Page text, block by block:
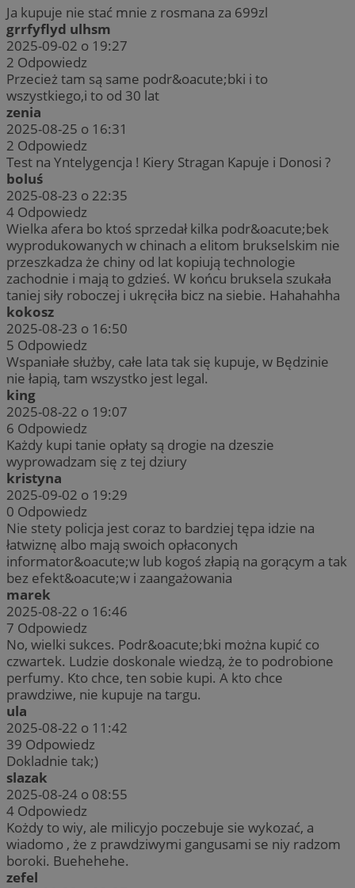
Ja kupuje nie stać mnie z rosmana za 699zl
grrfyflyd ulhsm
2025-09-02 o 19:27
2 Odpowiedz
Przecież tam są same podr&oacute;bki i to
wszystkiego,i to od 30 lat
zenia
2025-08-25 o 16:31
2 Odpowiedz
Test na Yntelygencja ! Kiery Stragan Kapuje i Donosi ?
boluś
2025-08-23 o 22:35
4 Odpowiedz
Wielka afera bo ktoś sprzedał kilka podr&oacute;bek
wyprodukowanych w chinach a elitom brukselskim nie
przeszkadza że chiny od lat kopiują technologie
zachodnie i mają to gdzieś. W końcu bruksela szukała
taniej siły roboczej i ukręciła bicz na siebie. Hahahahha
kokosz
2025-08-23 o 16:50
5 Odpowiedz
Wspaniałe służby, całe lata tak się kupuje, w Będzinie
nie łapią, tam wszystko jest legal.
king
2025-08-22 o 19:07
6 Odpowiedz
Każdy kupi tanie opłaty są drogie na dzeszie
wyprowadzam się z tej dziury
kristyna
2025-09-02 o 19:29
0 Odpowiedz
Nie stety policja jest coraz to bardziej tępa idzie na
łatwiznę albo mają swoich opłaconych
informator&oacute;w lub kogoś złapią na gorącym a tak
bez efekt&oacute;w i zaangażowania
marek
2025-08-22 o 16:46
7 Odpowiedz
No, wielki sukces. Podr&oacute;bki można kupić co
czwartek. Ludzie doskonale wiedzą, że to podrobione
perfumy. Kto chce, ten sobie kupi. A kto chce
prawdziwe, nie kupuje na targu.
ula
2025-08-22 o 11:42
39 Odpowiedz
Dokladnie tak;)
slazak
2025-08-24 o 08:55
4 Odpowiedz
Kożdy to wiy, ale milicyjo poczebuje sie wykozać, a
wiadomo , że z prawdziwymi gangusami se niy radzom
boroki. Buehehehe.
zefel